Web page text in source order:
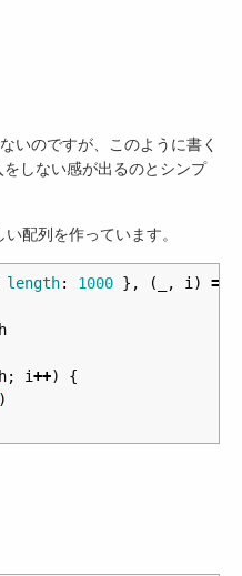
いのですが、このように書く
しない感が出るのとシンプ
配列を作っています。
length: 1000 }, ( , i ) =>
; i++)
{
)